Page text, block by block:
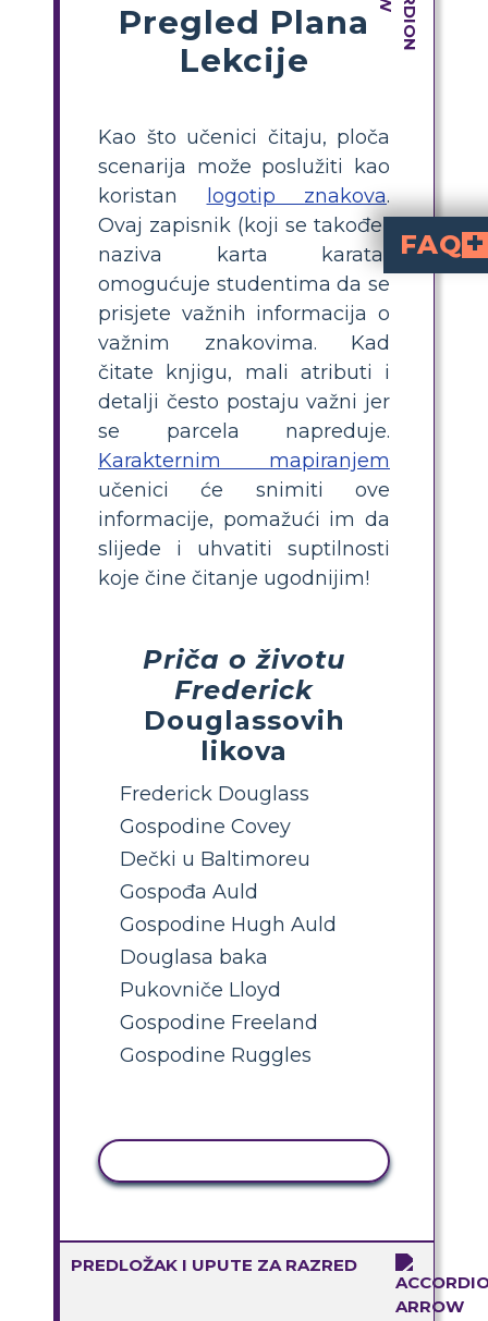
Pregled Plana
Lekcije
Kao što učenici čitaju, ploča
scenarija može poslužiti kao
koristan
logotip znakova.
Ovaj zapisnik (koji se također
naziva karta karata)
omogućuje studentima da se
prisjete važnih informacija o
važnim znakovima. Kad
čitate knjigu, mali atributi i
detalji često postaju važni jer
se parcela napreduje.
Karakternim mapiranjem
učenici će snimiti ove
informacije, pomažući im da
slijede i uhvatiti suptilnosti
koje čine čitanje ugodnijim!
Priča o životu
Frederick
Douglassovih
likova
Frederick Douglass
Gospodine Covey
Dečki u Baltimoreu
Gospođa Auld
Gospodine Hugh Auld
Douglasa baka
Pukovniče Lloyd
Gospodine Freeland
Gospodine Ruggles
PREDLOŽAK I UPUTE ZA RAZRED
FAQ